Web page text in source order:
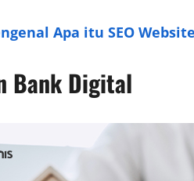
Apa itu SEO
Bank Digital